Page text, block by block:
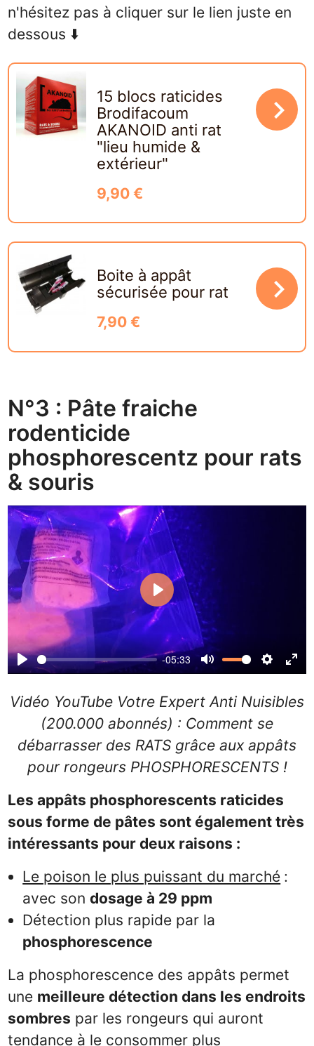
n'hésitez pas à cliquer sur le lien juste en
dessous ⬇️
15 blocs raticides
Brodifacoum
AKANOID anti rat
"lieu humide &
extérieur"
9,90 €
navigate_next
Boite à appât
sécurisée pour rat
7,90 €
navigate_next
N°3 : Pâte fraiche
rodenticide
phosphorescentz pour rats
& souris
Play
-05:33
Mute
Play
Vidéo YouTube Votre Expert Anti Nuisibles
(200.000 abonnés) : Comment se
débarrasser des RATS grâce aux appâts
pour rongeurs PHOSPHORESCENTS !
Les appâts phosphorescents raticides
sous forme de pâtes sont également très
intéressants pour deux raisons :
Le poison le plus puissant du marché :
avec sondosage à 29 ppm
Détection plus rapide par la
phosphorescence
La phosphorescence des appâts permet
une meilleure détection dans les endroits
sombres par les rongeurs qui auront
tendance à le consommer plus